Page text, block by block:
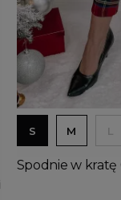
S M L
Spodnie w